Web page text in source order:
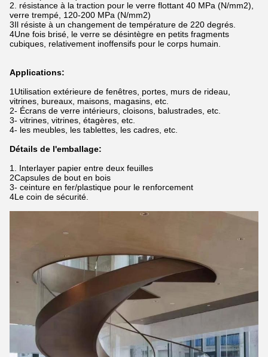
2. résistance à la traction pour le verre flottant 40 MPa (N/mm2),
verre trempé, 120-200 MPa (N/mm2)
3Il résiste à un changement de température de 220 degrés.
4Une fois brisé, le verre se désintègre en petits fragments
cubiques, relativement inoffensifs pour le corps humain.
Applications:
1Utilisation extérieure de fenêtres, portes, murs de rideau,
vitrines, bureaux, maisons, magasins, etc.
2- Écrans de verre intérieurs, cloisons, balustrades, etc.
3- vitrines, vitrines, étagères, etc.
4- les meubles, les tablettes, les cadres, etc.
Détails de l'emballage:
1. Interlayer papier entre deux feuilles
2Capsules de bout en bois
3- ceinture en fer/plastique pour le renforcement
4Le coin de sécurité.